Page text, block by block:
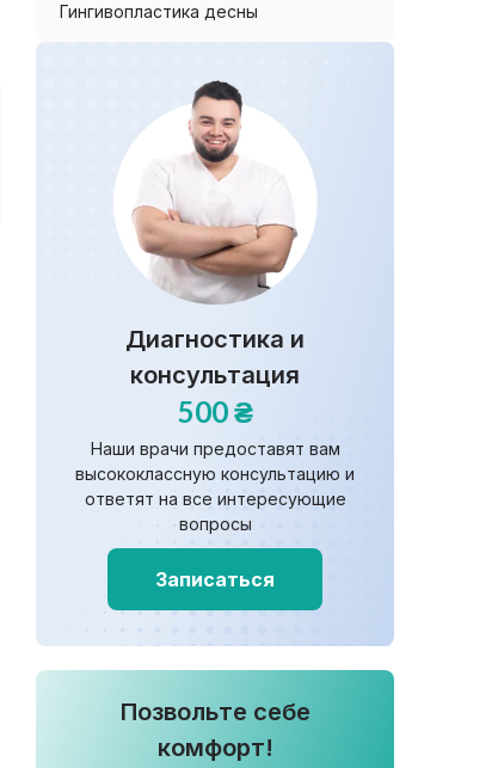
Гингивопластика десны
Диагностика и
консультация
500 ₴
Наши врачи предоставят вам
высококлассную консультацию и
ответят на все интересующие
вопросы
Записаться
Позвольте себе
комфорт!